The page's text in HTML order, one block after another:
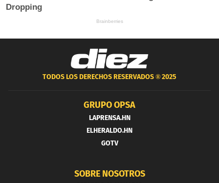
TODOS LOS DERECHOS RESERVADOS ®2025
GRUPO OPSA
LAPRENSA.HN
ELHERALDO.HN
GOTV
SOBRE NOSOTROS